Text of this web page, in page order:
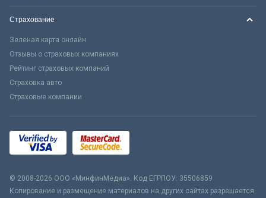
Страхование
Зеленая карта онлайн
Отзывы о страховых компаниях
Рейтинг страховых компаний
Страховка авто
Страховые компании
© 2008-2026 ООО «МинфинМедиа». Код ЕГРПОУ: 35506859
Копирование и размещение материалов на других сайтах разрешается